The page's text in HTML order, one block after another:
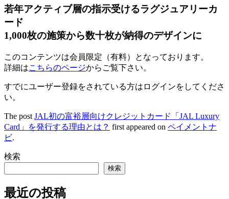
若年アクティブ層の指示受けるラグジュアリーカ
ード
1,000枚の施策から数十枚が納得のデザインに
このコンテンツは会員限定（有料）となっております。
詳細はこちらのページからご覧下さい。
すでにユーザー登録をされている方は ログインをしてくださ
い。
The post JAL初の富裕層向けクレジットカード「JAL Luxury
Card」を発行する理由とは？ first appeared on ペイメントナ
ビ.
検索
検索
最近の投稿